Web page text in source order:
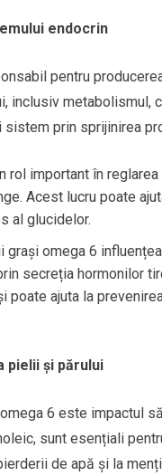
endocrin
pentru
inclusiv metabolismul,
prin sprijinirea
rol important în
Acest lucru poate
al glucidelor.
grași omega 6
secreția hormonilor
poate ajuta la
pielii și părului
6 este impactul
sunt esențiali
de apă și la